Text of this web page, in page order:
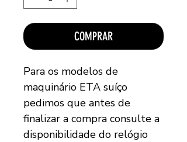
COMPRAR
Para os modelos de
maquinário ETA suíço
pedimos que antes de
finalizar a compra consulte a
disponibilidade do relógio